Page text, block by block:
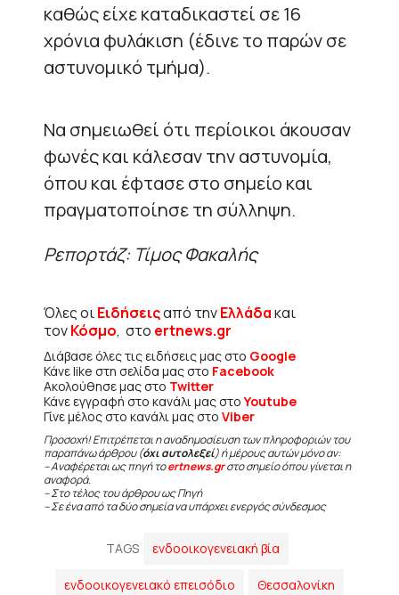
καθώς είχε καταδικαστεί σε 16
χρόνια φυλάκιση (έδινε το παρών σε
αστυνομικό τμήμα).
Να σημειωθεί ότι περίοικοι άκουσαν
φωνές και κάλεσαν την αστυνομία,
όπου και έφτασε στο σημείο και
πραγματοποίησε τη σύλληψη.
Ρεπορτάζ: Τίμος Φακαλής
Όλες οιΕιδήσειςαπό τηνΕλλάδακαι
τονΚόσμο, στο ertnews.gr
Διάβασε όλες τις ειδήσεις μας στο Google
Κάνε like στη σελίδα μας στο Facebook
Ακολούθησε μας στο Twitter
Κάνε εγγραφή στο κανάλι μας στοYoutube
Γίνε μέλος στο κανάλι μας στο Viber
Προσοχή! Επιτρέπεται η αναδημοσίευση των πληροφοριών του
παραπάνω άρθρου (όχι αυτολεξεί) ή μέρους αυτών μόνο αν:
– Αναφέρεται ως πηγή τοertnews.grστο σημείο όπου γίνεται η
αναφορά.
– Στο τέλος του άρθρου ως Πηγή
– Σε ένα από τα δύο σημεία να υπάρχει ενεργός σύνδεσμος
TAGS ενδοοικογενειακή βία
ενδοοικογενειακό επεισόδιο Θεσσαλονίκη